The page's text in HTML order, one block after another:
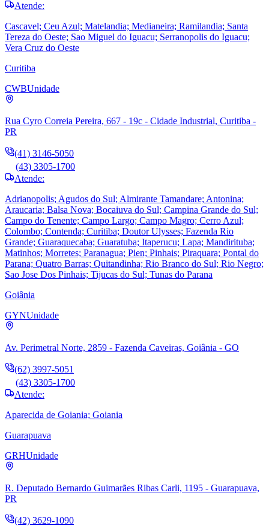
Atende:
Cascavel; Ceu Azul; Matelandia; Medianeira; Ramilandia; Santa
Tereza do Oeste; Sao Miguel do Iguacu; Serranopolis do Iguacu;
Vera Cruz do Oeste
Curitiba
CWBUnidade
Rua Cyro Correia Pereira, 667 - 19c - Cidade Industrial, Curitiba -
PR
(41) 3146-5050
(43) 3305-1700
Atende:
Adrianopolis; Agudos do Sul; Almirante Tamandare; Antonina;
Araucaria; Balsa Nova; Bocaiuva do Sul; Campina Grande do Sul;
Campo do Tenente; Campo Largo; Campo Magro; Cerro Azul;
Colombo; Contenda; Curitiba; Doutor Ulysses; Fazenda Rio
Grande; Guaraquecaba; Guaratuba; Itaperucu; Lapa; Mandirituba;
Matinhos; Morretes; Paranagua; Pien; Pinhais; Piraquara; Pontal do
Parana; Quatro Barras; Quitandinha; Rio Branco do Sul; Rio Negro;
Sao Jose Dos Pinhais; Tijucas do Sul; Tunas do Parana
Goiânia
GYNUnidade
Av. Perimetral Norte, 2859 - Fazenda Caveiras, Goiânia - GO
(62) 3997-5051
(43) 3305-1700
Atende:
Aparecida de Goiania; Goiania
Guarapuava
GRHUnidade
R. Deputado Bernardo Guimarães Ribas Carli, 1195 - Guarapuava,
PR
(42) 3629-1090